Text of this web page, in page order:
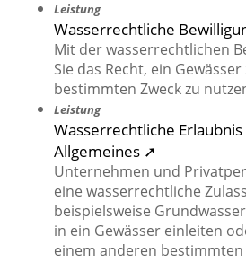
Leistung
Wasserrechtliche
Mit der wasserrechtlichen
Sie das Recht, ein
bestimmten Zweck zu
Leistung
Wasserrechtliche
Allgemeines ➚
Unternehmen und
eine wasserrechtliche
beispielsweise
in ein Gewässer einleiten
einem anderen